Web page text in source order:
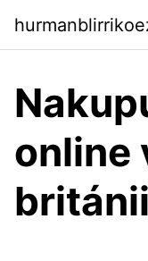
online
británii